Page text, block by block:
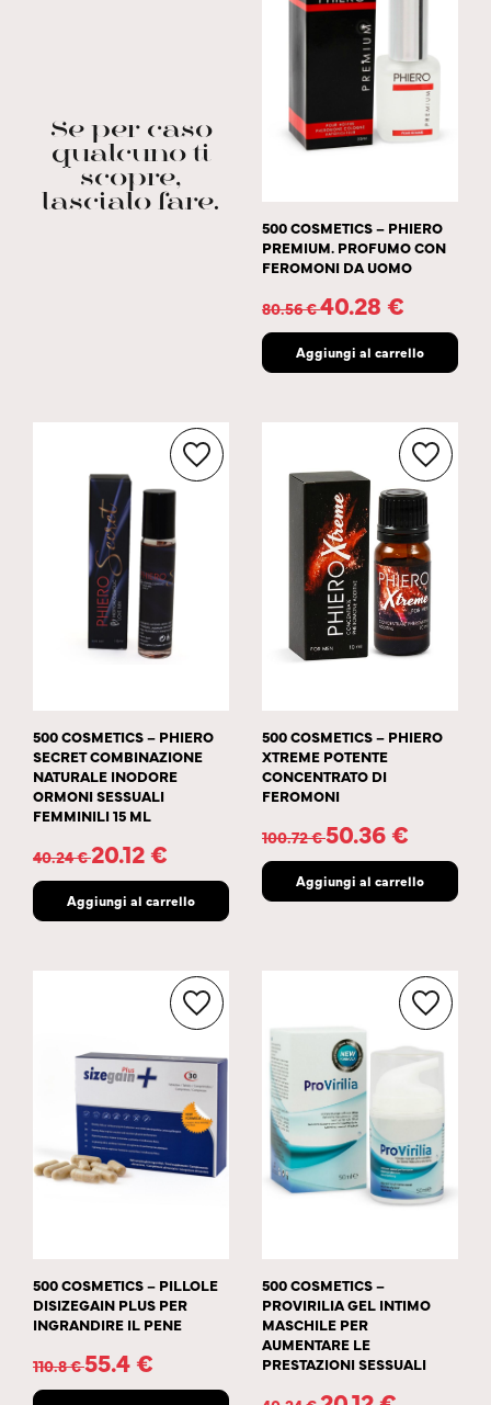
Se per caso
qualcuno ti
scopre,
lascialo fare.
500 COSMETICS – PHIERO
PREMIUM. PROFUMO CON
FEROMONI DA UOMO
80.56€40.28 €
Aggiungi al carrello
500 COSMETICS – PHIERO
SECRET COMBINAZIONE
NATURALE INODORE
ORMONI SESSUALI
FEMMINILI 15 ML
40.24€20.12€
Aggiungi al carrello
500 COSMETICS – PHIERO
XTREME POTENTE
CONCENTRATO DI
FEROMONI
100.72€50.36€
Aggiungi al carrello
500 COSMETICS – PILLOLE
DISIZEGAIN PLUS PER
INGRANDIRE IL PENE
110.8€55.4€
500 COSMETICS –
PROVIRILIA GEL INTIMO
MASCHILE PER
AUMENTARE LE
PRESTAZIONI SESSUALI